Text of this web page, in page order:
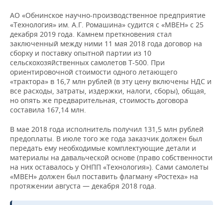
АО «Обнинское научно-производственное предприятие
«Технология» им. А.Г. Ромашина» судится с «МВЕН» с 25
декабря 2019 года. Камнем преткновения стал
заключенный между ними 11 мая 2018 года договор на
сборку и поставку опытной партии из 10
сельскохозяйственных самолетов Т-500. При
ориентировочной стоимости одного летающего
«трактора» в 16,7 млн рублей (в эту цену включены НДС и
все расходы, затраты, издержки, налоги, сборы), общая,
но опять же предварительная, стоимость договора
составила 167,14 млн.
В мае 2018 года исполнитель получил 131,5 млн рублей
предоплаты. В июле того же года заказчик должен был
передать ему необходимые комплектующие детали и
материалы на давальческой основе (право собственности
на них оставалось у ОНПП «Технология»). Сами самолеты
«МВЕН» должен был поставить флагману «Ростеха» на
протяжении августа — декабря 2018 года.